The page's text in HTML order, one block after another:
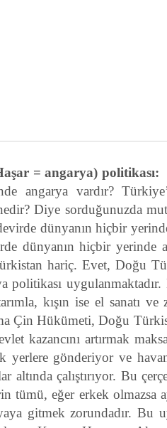
= angarya) politikası:
angarya vardır?
Diye sorduğunuzda
dünyanın hiçbir
dünyanın hiçbir yerinde
hariç. Evet, Doğu
politikası
kışın ise el sanatı ve
Çin Hükümeti, Doğu
kazancını artırmak
yerlere gönderiyor ve
altında çalıştırıyor. Bu
tümü, eğer erkek olmazsa
gitmek zorundadır. Bu